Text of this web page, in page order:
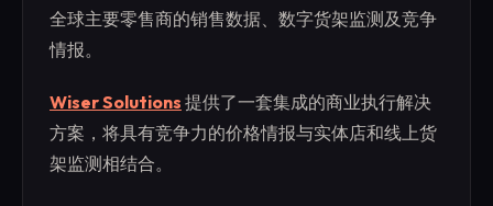
全球主要零售商的销售数据、数字货架监测及竞争
情报。
Wiser Solutions 提供了一套集成的商业执行解决
方案，将具有竞争力的价格情报与实体店和线上货
架监测相结合。